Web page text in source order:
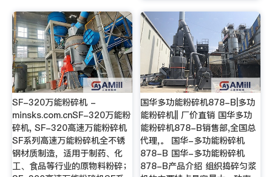
SF-320万能粉碎机 -
minsks.com.cnSF-320万能粉
碎机, SF-320高速万能粉碎机
SF系列高速万能粉碎机全不锈
钢材质制造，适用于制药、化
工、食品等行业的原物料粉碎；
国华多功能粉碎机878-B|多功
能粉碎机|| 厂价直销 国华多功
能粉碎机878-B销售部,全国总
代理,。 国华-多功能粉碎机
878-B 国华-多功能粉碎机
878-B产品介绍 组织捣碎匀浆